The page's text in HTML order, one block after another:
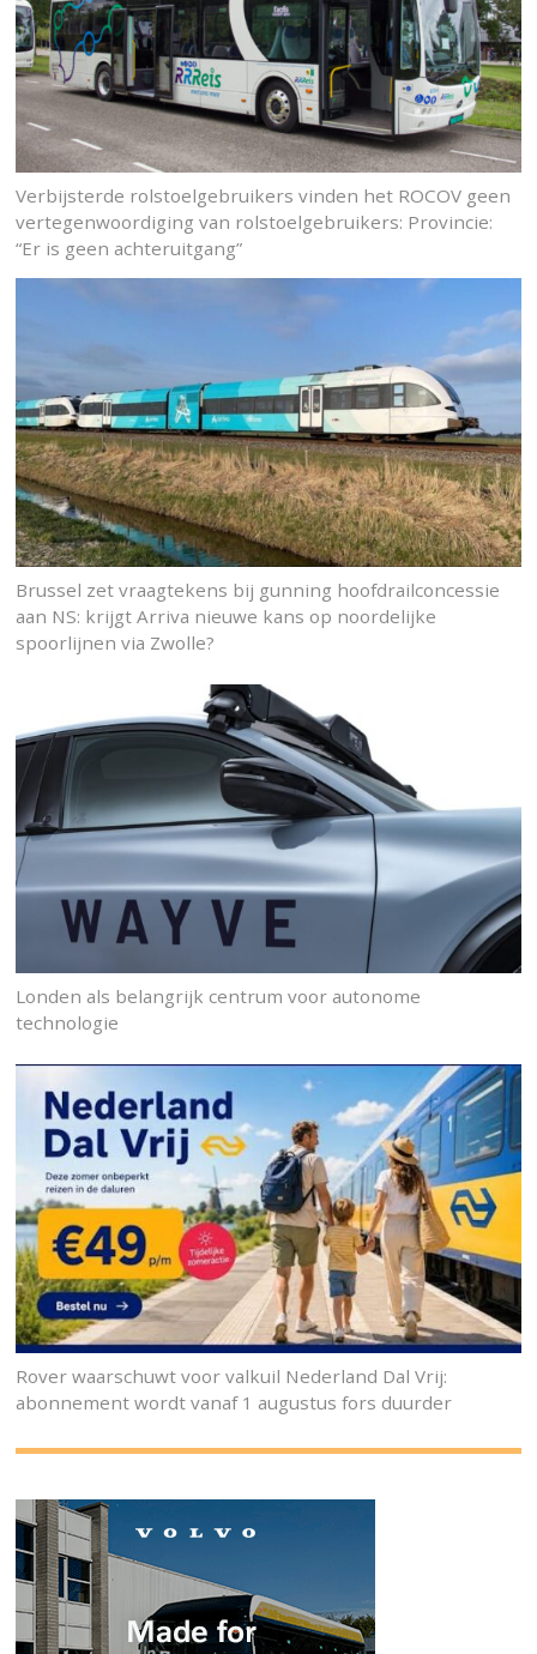
Verbijsterde rolstoelgebruikers vinden het ROCOV geen
vertegenwoordiging van rolstoelgebruikers: Provincie:
“Er is geen achteruitgang”
Brussel zet vraagtekens bij gunning hoofdrailconcessie
aan NS: krijgt Arriva nieuwe kans op noordelijke
spoorlijnen via Zwolle?
Londen als belangrijk centrum voor autonome
technologie
Rover waarschuwt voor valkuil Nederland Dal Vrij:
abonnement wordt vanaf 1 augustus fors duurder